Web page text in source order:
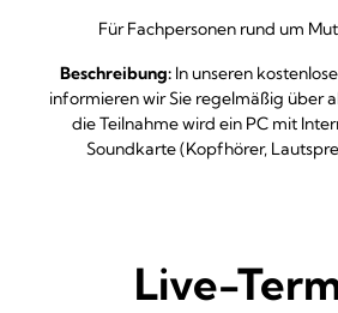
Für Fachpersonen rund um
Beschreibung:In unseren
informieren wir Sie regelmäßig über
die Teilnahme wird ein PC mit
Soundkarte (Kopfhörer,
Live-